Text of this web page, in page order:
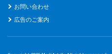
お問い合わせ
広告のご案内